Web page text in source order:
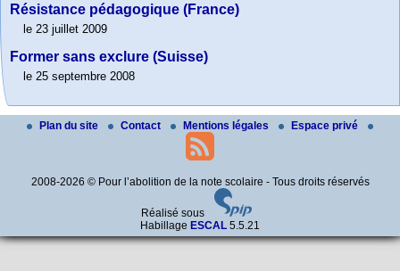
Résistance pédagogique (France)
le 23 juillet 2009
Former sans exclure (Suisse)
le 25 septembre 2008
Plan du site Contact Mentions légales Espace privé
2008-2026 © Pour l’abolition de la note scolaire - Tous droits réservés
Réalisé sous
Habillage ESCAL 5.5.21